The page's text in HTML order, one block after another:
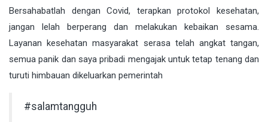
Bersahabatlah dengan Covid, terapkan protokol kesehatan,
jangan lelah berperang dan melakukan kebaikan sesama.
Layanan kesehatan masyarakat serasa telah angkat tangan,
semua panik dan saya pribadi mengajak untuk tetap tenang dan
turuti himbauan dikeluarkan pemerintah
#salamtangguh